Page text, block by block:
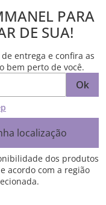
R$ 347,
Produto
Avise-me
PARA
DE SUA!
de entrega e confira as
bem perto de você.
Ok
localização
dos produtos
acordo com a região